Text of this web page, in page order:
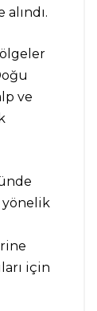
ve
yönelik
için